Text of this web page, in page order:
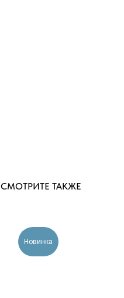
СМОТРИТЕ ТАКЖЕ
Новинка